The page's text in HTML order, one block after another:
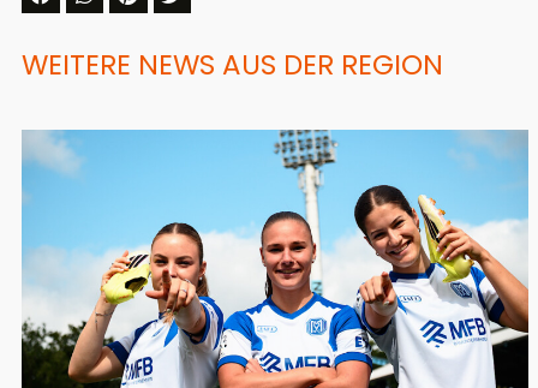
WEITERE NEWS AUS DER REGION